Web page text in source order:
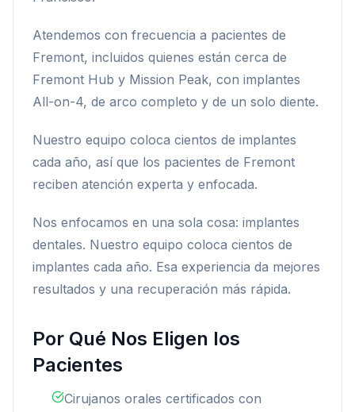
Atendemos con frecuencia a pacientes de
Fremont, incluidos quienes están cerca de
Fremont Hub y Mission Peak, con implantes
All-on-4, de arco completo y de un solo diente.
Nuestro equipo coloca cientos de implantes
cada año, así que los pacientes de Fremont
reciben atención experta y enfocada.
Nos enfocamos en una sola cosa: implantes
dentales. Nuestro equipo coloca cientos de
implantes cada año. Esa experiencia da mejores
resultados y una recuperación más rápida.
Por Qué Nos Eligen los
Pacientes
Cirujanos orales certificados con